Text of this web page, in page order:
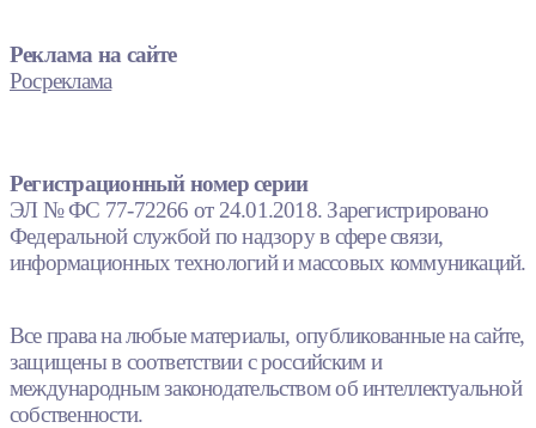
Реклама на сайте
Росреклама
Регистрационный номер серии
ЭЛ № ФС 77-72266 от 24.01.2018. Зарегистрировано
Федеральной службой по надзору в сфере связи,
информационных технологий и массовых коммуникаций.
Все права на любые материалы, опубликованные на сайте,
защищены в соответствии с российским и
международным законодательством об интеллектуальной
собственности.